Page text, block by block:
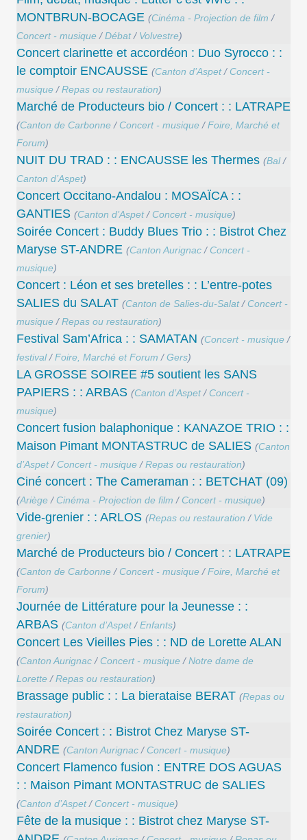
MONTBRUN-BOCAGE (Cinéma - Projection de film /
Concert - musique /Débat/ Volvestre)
Concert clarinette et accordéon : Duo Syrocco : :
le comptoir ENCAUSSE (Canton d’Aspet/ Concert -
musique /Repas ou restauration)
Marché de Producteurs bio / Concert : : LATRAPE
(Canton de Carbonne / Concert - musique /Foire, Marché et
Forum)
NUIT DU TRAD : : ENCAUSSE les Thermes (Bal/
Canton d’Aspet)
Concert Occitano-Andalou : MOSAÏCA : :
GANTIES (Canton d’Aspet/ Concert - musique)
Soirée Concert : Buddy Blues Trio : : Bistrot Chez
Maryse ST-ANDRE (Canton Aurignac / Concert -
musique)
Concert : Léon et ses bretelles : : L’entre-potes
SALIES du SALAT (Canton de Salies-du-Salat/ Concert -
musique /Repas ou restauration)
Festival Sam’Africa : : SAMATAN (Concert - musique /
festival/Foire, Marché et Forum /Gers)
LA GROSSE SOIREE #5 soutient les SANS
PAPIERS : : ARBAS (Canton d’Aspet/ Concert -
musique)
Concert ​fusion balaphonique : KANAZOE TRIO : :
Maison Pimant MONTASTRUC de SALIES (Canton
d’Aspet/ Concert - musique /Repas ou restauration)
Ciné concert : The Cameraman : : BETCHAT (09)
(Ariège / Cinéma - Projection de film / Concert - musique)
Vide-grenier : : ARLOS (Repas ou restauration / Vide
grenier)
Marché de Producteurs bio / Concert : : LATRAPE
(Canton de Carbonne / Concert - musique /Foire, Marché et
Forum)
Journée de Littérature pour la Jeunesse : :
ARBAS (Canton d’Aspet/Enfants)
Concert Les Vieilles Pies : : ND de Lorette ALAN
(Canton Aurignac / Concert - musique /Notre dame de
Lorette /Repas ou restauration)
Brassage public : : La bierataise BERAT (Repas ou
restauration)
Soirée Concert : : Bistrot Chez Maryse ST-
ANDRE (Canton Aurignac / Concert - musique)
Concert ​Flamenco fusion : ENTRE DOS AGUAS
: : Maison Pimant MONTASTRUC de SALIES
(Canton d’Aspet/ Concert - musique)
Fête de la musique : : Bistrot chez Maryse ST-